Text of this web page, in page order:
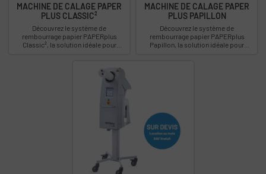
MACHINE DE CALAGE PAPER
PLUS CLASSIC²
Découvrez le système de
rembourrage papier PAPERplus
Classic², la solution idéale pour
MACHINE DE CALAGE PAPER
PLUS PAPILLON
Découvrez le système de
rembourrage papier PAPERplus
Papillon, la solution idéale pour